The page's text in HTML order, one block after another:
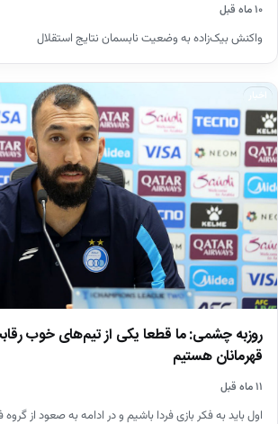
۱۰ ماه قبل
واکنش بیک‌زاده به وضعیت نابسمان نتایج استقلال
روزبه چشمی: ما قطعا یکی از تیم‌های خوب
قهرمانان هستیم
۱۱ ماه قبل
اول باید به فکر بازی فردا باشیم و در ادامه به صعود از گروه